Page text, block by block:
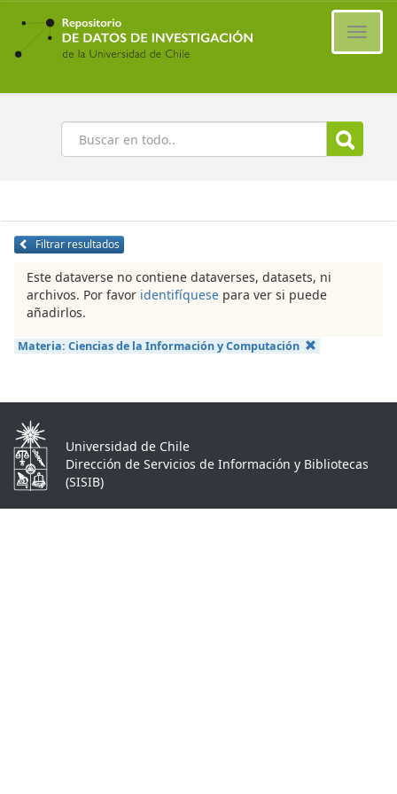
Ir
contenido
principal
Buscar
Filtrar resultados
Este dataverse no contiene dataverses, datasets, ni
archivos. Por favor identifíquese para ver si puede
añadirlos.
Materia: Ciencias de la Información y Computación
Universidad de Chile
Dirección de Servicios de Información y Bibliotecas
(SISIB)